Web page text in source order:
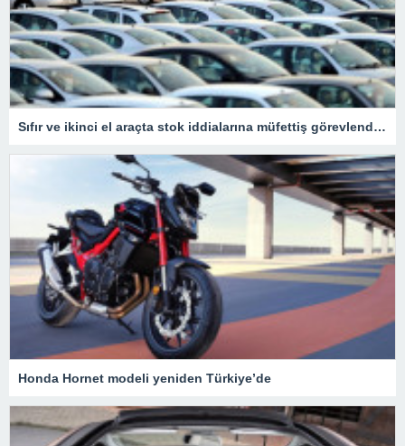
Sıfır ve ikinci el araçta stok iddialarına müfettiş görevlendirildi
Honda Hornet modeli yeniden Türkiye’de